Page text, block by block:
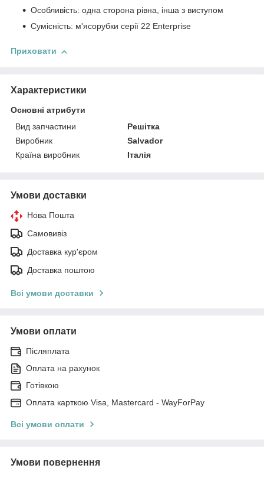
Особливість: одна сторона рівна, інша з виступом
Сумісність: м'ясорубки серії 22 Enterprise
Приховати
Характеристики
Основні атрибути
Вид запчастини
Решітка
Виробник
Salvador
Країна виробник
Італія
Умови доставки
Нова Пошта
Самовивіз
Доставка кур'єром
Доставка поштою
Всі умови доставки
Умови оплати
Післяплата
Оплата на рахунок
Готівкою
Оплата карткою Visa, Mastercard - WayForPay
Всі умови оплати
Умови повернення